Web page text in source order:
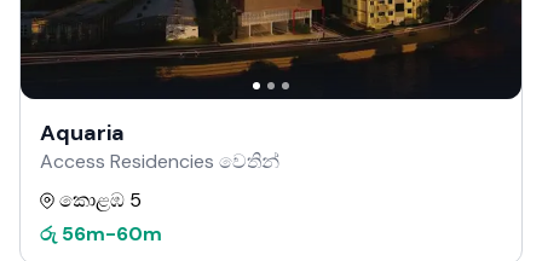
Aquaria
Access Residencies වෙතින්
කොළඹ 5
රු 56m-60m